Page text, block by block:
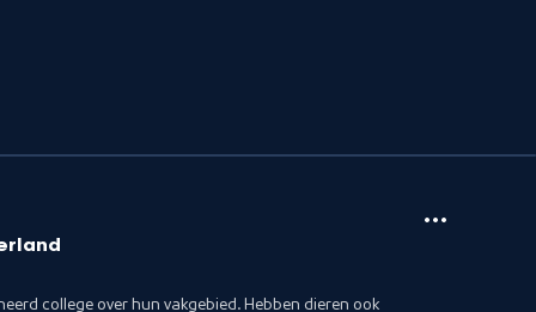
college over hun vakgebied. Hebben dieren ook